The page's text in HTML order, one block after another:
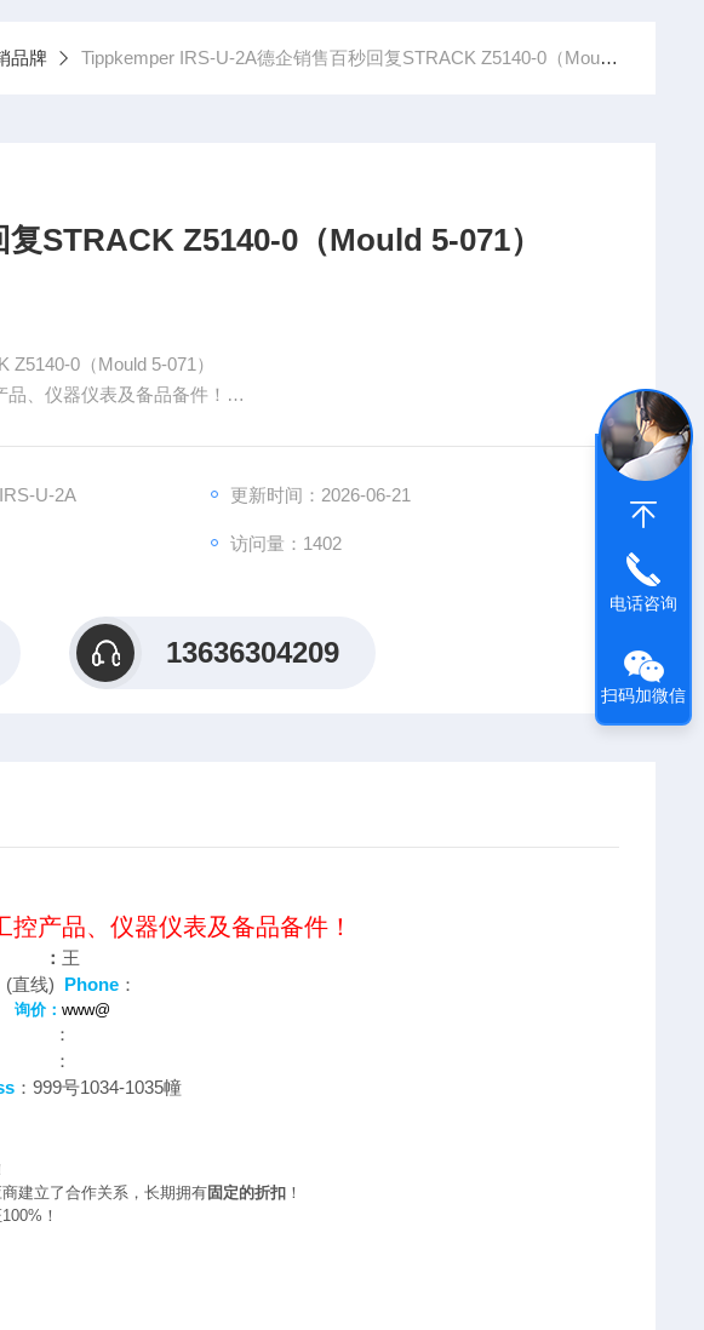
品牌 Tippkemper IRS-U-2A德企销售百秒回复STRACK Z5140-0（Mould 5-071）
STRACK Z5140-0（Mould 5-071）
0（Mould 5-071）
、仪器仪表及备品备件！
U-2A 更新时间：2026-06-21
访问量：1402
13636304209
产品、仪器仪表及备品备件！
： 王
(直线)
Phone：
询价： www@
：
：
：999号1034-1035幢
建立了合作关系，长期拥有固定的折扣 ！
！
电话咨询
扫码加微信